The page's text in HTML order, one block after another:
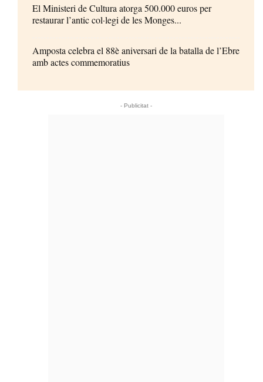
El Ministeri de Cultura atorga 500.000 euros per
restaurar l’antic col·legi de les Monges...
Amposta celebra el 88è aniversari de la batalla de l’Ebre
amb actes commemoratius
- Publicitat -